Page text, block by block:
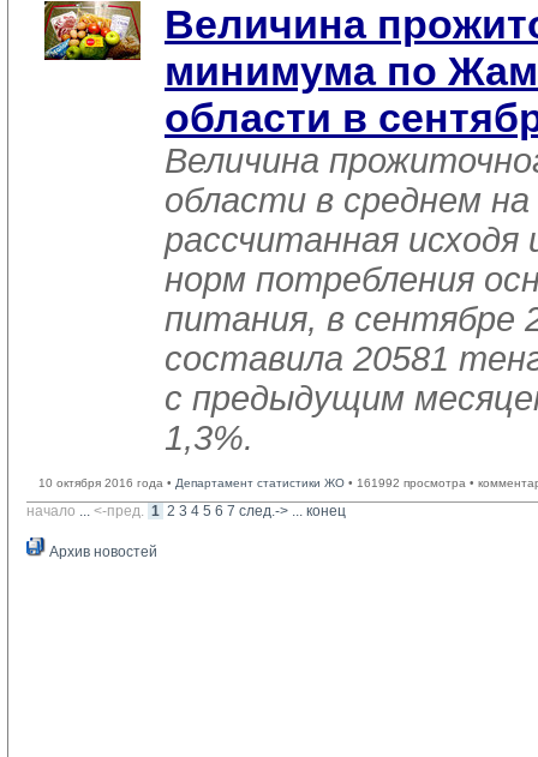
Величина
минимума по
области в
Величина
области в среднем
рассчитанная
норм потребления
питания, в сентябре
составила 20581
с предыдущим
1,3%.
10 октября 2016 года • Департамент статистики ЖО • 161992 просмотра •
начало ... <-пред. 1 2 3 4 5 6 7 след.-> ... конец
Архив новостей